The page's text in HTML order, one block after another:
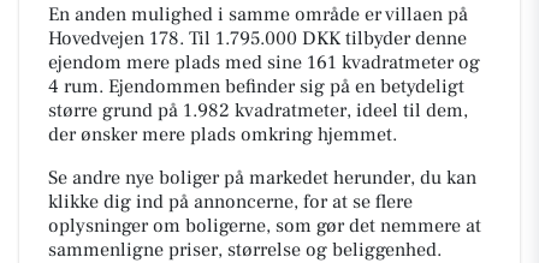
En anden mulighed i samme område er villaen på
Hovedvejen 178. Til 1.795.000 DKK tilbyder denne
ejendom mere plads med sine 161 kvadratmeter og
4 rum. Ejendommen befinder sig på en betydeligt
større grund på 1.982 kvadratmeter, ideel til dem,
der ønsker mere plads omkring hjemmet.
Se andre nye boliger på markedet herunder, du kan
klikke dig ind på annoncerne, for at se flere
oplysninger om boligerne, som gør det nemmere at
sammenligne priser, størrelse og beliggenhed.